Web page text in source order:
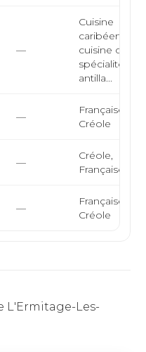
—
Cuisine
caribéenne,
cuisine
spécialités
antilla...
—
Française,
Créole
—
Créole,
Française
—
Française,
Créole
L'Ermitage-Les-